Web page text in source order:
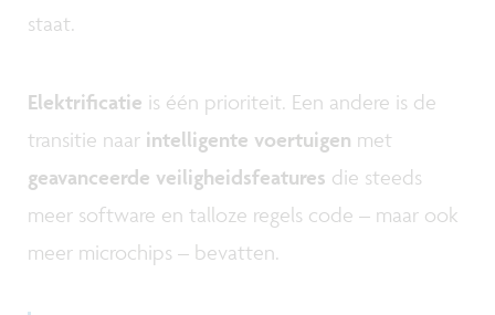
staat.
Elektrificatie is één prioriteit. Een andere is de
transitie naar intelligente voertuigen met
geavanceerde veiligheidsfeatures die steeds
meer software en talloze regels code – maar ook
meer microchips – bevatten.